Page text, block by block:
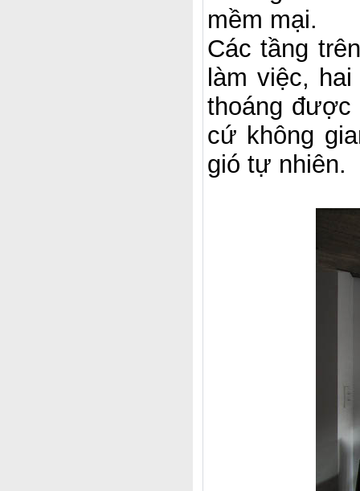
mềm mại.
Các tầng
làm việc,
thoáng
cứ không
gió tự nhiên.